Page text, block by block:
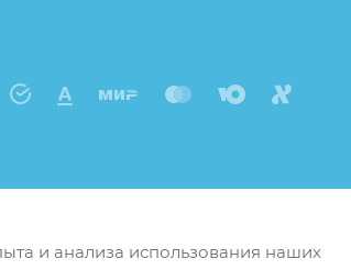
и анализа использования наших